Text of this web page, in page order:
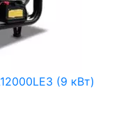
(9 кВт)